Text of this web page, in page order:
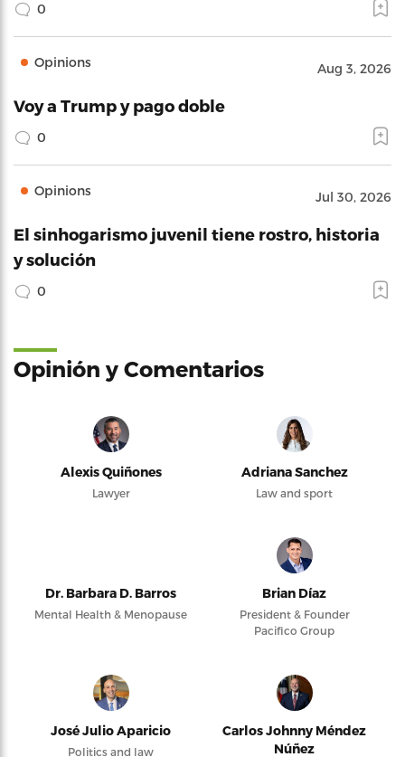
0
Opinions Aug 3, 2026
Voy a Trump y pago doble
0
Opinions Jul 30, 2026
El sinhogarismo juvenil tiene rostro, historia
y solución
0
Opinión y Comentarios
Alexis Quiñones
Lawyer
Adriana Sanchez
Law and sport
Dr. Barbara D. Barros
Mental Health & Menopause
Brian Díaz
President & Founder
Pacifico Group
José Julio Aparicio
Politics and law
Carlos Johnny Méndez
Núñez